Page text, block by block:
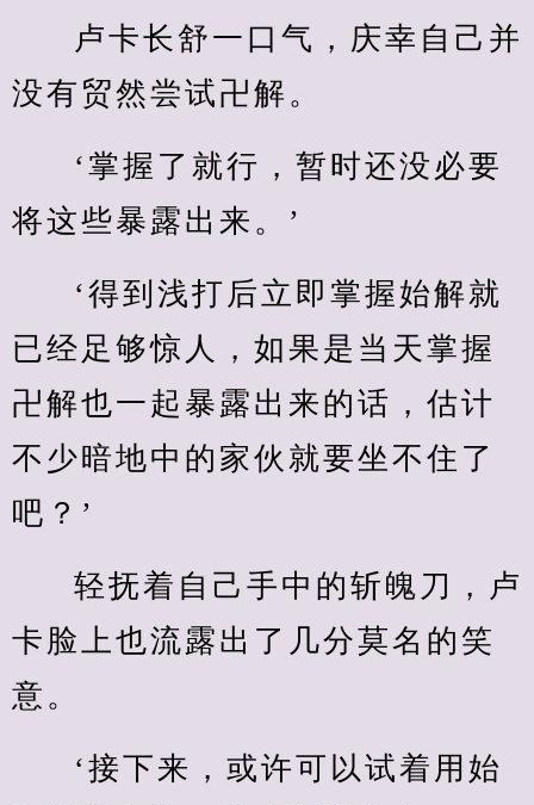
卢卡长舒一口气，庆幸自己并
没有贸然尝试卍解。
‘掌握了就行，暂时还没必要
将这些暴露出来。’
‘得到浅打后立即掌握始解就
已经足够惊人，如果是当天掌握
卍解也一起暴露出来的话，估计
不少暗地中的家伙就要坐不住了
吧？’
轻抚着自己手中的斩魄刀，卢
卡脸上也流露出了几分莫名的笑
意。
‘接下来，或许可以试着用始